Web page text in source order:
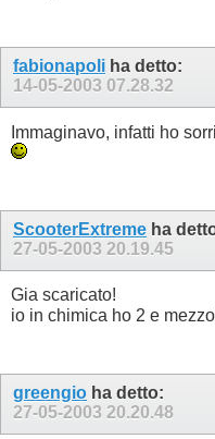
fabionapoli ha detto:
14-05-2003 07.28.32
Immaginavo, infatti ho
ScooterExtreme ha
27-05-2003 20.19.45
Gia scaricato!
io in chimica ho 2 e
greengio ha detto:
27-05-2003 20.20.48